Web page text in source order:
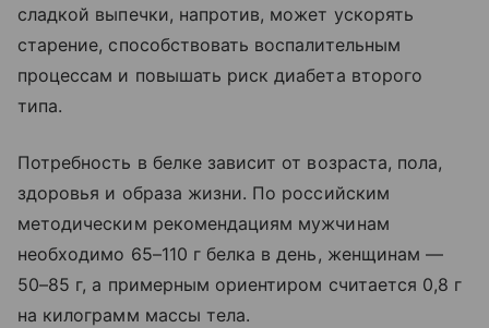
сладкой выпечки, напротив, может ускорять
старение, способствовать воспалительным
процессам и повышать риск диабета второго
типа.
Потребность в белке зависит от возраста, пола,
здоровья и образа жизни. По российским
методическим рекомендациям мужчинам
необходимо 65–110 г белка в день, женщинам —
50–85 г, а примерным ориентиром считается 0,8 г
на килограмм массы тела.